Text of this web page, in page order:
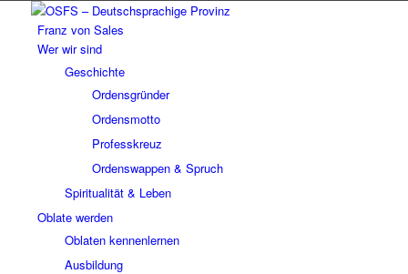
Franz von Sales
Wer wir sind
Geschichte
Ordensgründer
Ordensmotto
Professkreuz
Ordenswappen & Spruch
Spiritualität & Leben
Oblate werden
Oblaten kennenlernen
Ausbildung